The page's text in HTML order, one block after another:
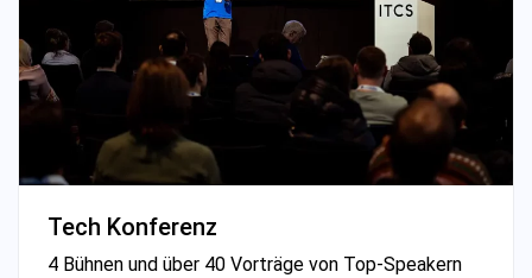
Tech Konferenz
4 Bühnen und über 40 Vorträge von Top-Speakern